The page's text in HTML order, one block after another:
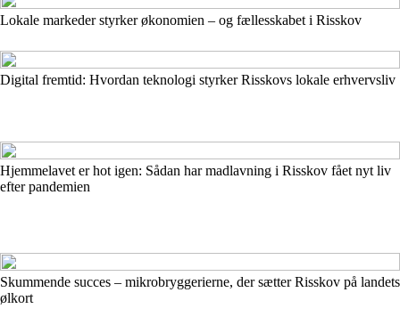
Lokale markeder styrker økonomien – og fællesskabet i Risskov
Digital fremtid: Hvordan teknologi styrker Risskovs lokale erhvervsliv
Hjemmelavet er hot igen: Sådan har madlavning i Risskov fået nyt liv
efter pandemien
Skummende succes – mikrobryggerierne, der sætter Risskov på landets
ølkort